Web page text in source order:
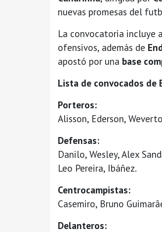
nuevas promesas del
La convocatoria incluye a
ofensivos, además de
apostó por una base
Lista de convocados de
Porteros:
Alisson, Ederson,
Defensas:
Danilo, Wesley, Alex
Leo Pereira, Ibáñez.
Centrocampistas:
Casemiro, Bruno
Delanteros: